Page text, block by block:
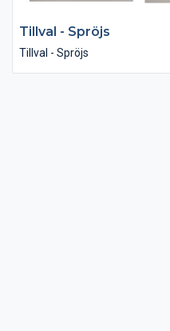
Tillval - Spröjs
Tillval - Spröjs